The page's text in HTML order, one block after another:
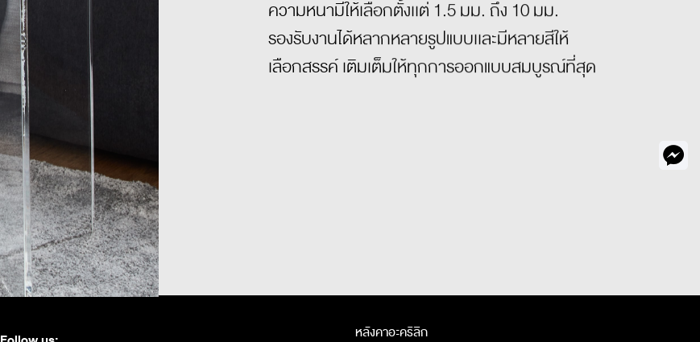
ความหนามีให้เลือกตั้งเเต่ 1.5 มม. ถึง 10 มม.
รองรับงานได้หลากหลายรูปแบบเเละมีหลายสีให้
เลือกสรรค์ เติมเต็มให้ทุกการออกแบบสมบูรณ์ที่สุด
หลังคาอะคริลิก